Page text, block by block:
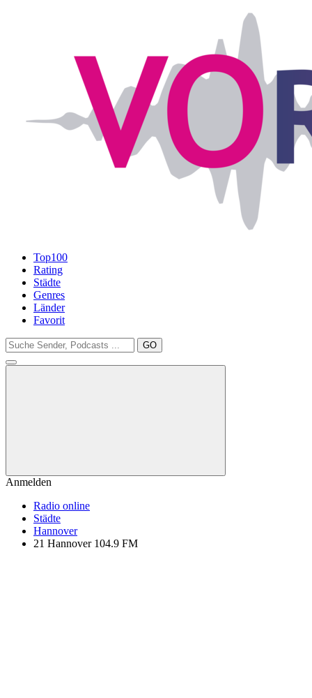
Top100
Rating
Städte
Genres
Länder
Favorit
GO
Anmelden
Radio online
Städte
Hannover
21 Hannover 104.9 FM